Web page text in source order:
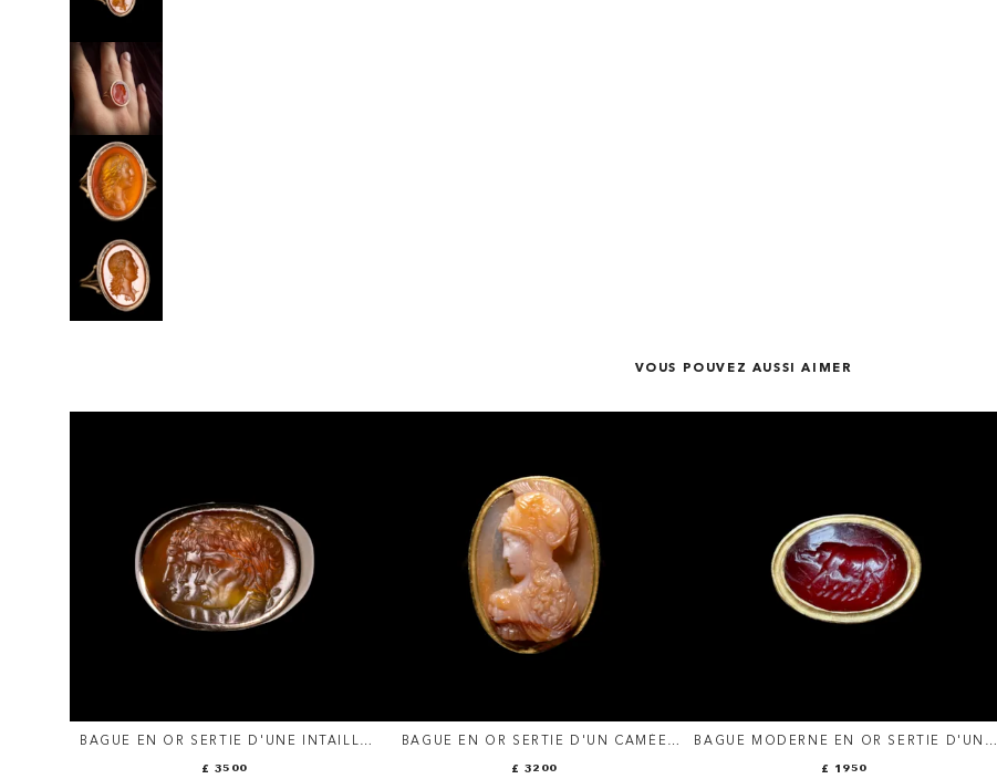
VOUS POUVEZ AUSSI AIMER
BAGUE EN OR SERTIE D'UNE INTAILLE
£ 3500
BAGUE EN OR SERTIE D'UN CAMÉE
£ 3200
BAGUE MODERNE EN OR SERTIE D'UNE
£ 1950